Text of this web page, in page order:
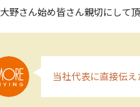
大野さん始め皆さん親切にして
当社代表に直接伝